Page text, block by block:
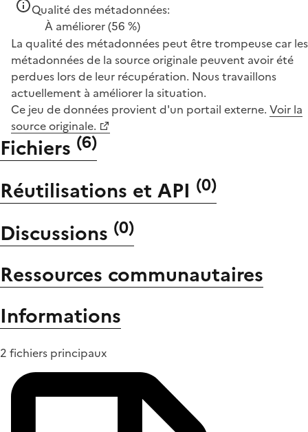
Qualité des métadonnées:
À améliorer(56 %)
La qualité des métadonnées peut être trompeuse car les
métadonnées de la source originale peuvent avoir été
perdues lors de leur récupération. Nous travaillons
actuellement à améliorer la situation.
Ce jeu de données provient d'un portail externe. Voir la
source originale.
Fichiers (6)
Réutilisations et API (0)
Discussions (0)
Ressources communautaires
Informations
2 fichiers principaux